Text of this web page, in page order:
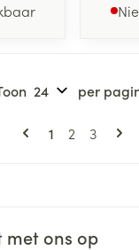
Pagina's
U lees
1 Pagina
2 Pagina
3
per
met ons op